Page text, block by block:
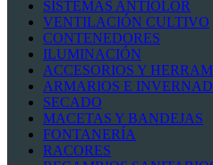
SISTEMAS ANTIOLOR
VENTILACIÓN CULTIVO
CONTENEDORES
ILUMINACIÓN
ACCESORIOS Y
ARMARIOS E
SECADO
MACETAS Y BANDEJAS
FONTANERÍA
RACORES